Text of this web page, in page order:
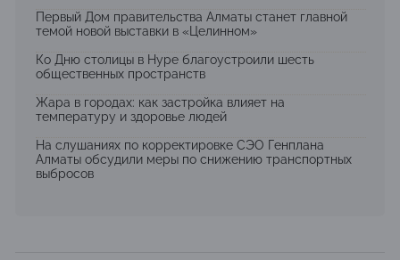
Первый Дом правительства Алматы станет главной
темой новой выставки в «Целинном»
Ко Дню столицы в Нуре благоустроили шесть
общественных пространств
Жара в городах: как застройка влияет на
температуру и здоровье людей
На слушаниях по корректировке СЭО Генплана
Алматы обсудили меры по снижению транспортных
выбросов